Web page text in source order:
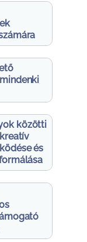
közötti
és